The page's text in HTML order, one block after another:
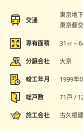
交通
東京地
東京都
専有面積 31㎡～
分譲会社 大京
竣工年月 1999年
総戸数 71戸 /
施工会社 古久根